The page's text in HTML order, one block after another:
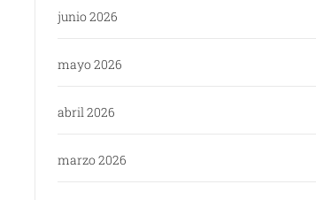
junio 2026
mayo 2026
abril 2026
marzo 2026